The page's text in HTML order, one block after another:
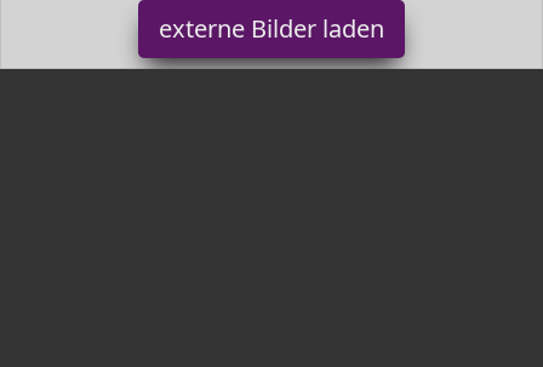
externe Bilder laden